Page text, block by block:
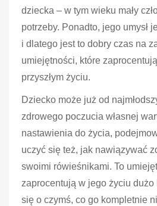
dziecka – w tym wieku mały
potrzeby. Ponadto, jego umysł
i dlatego jest to dobry czas na
umiejętności, które
przyszłym życiu.
Dziecko może już od
zdrowego poczucia własnej
nastawienia do życia,
uczyć się też, jak nawiązywać
swoimi rówieśnikami. To
zaprocentują w jego życiu
się o czymś, co go kompletnie